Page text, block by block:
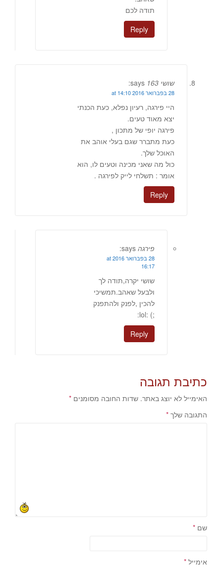
תודה לכם
Reply
שושי 163 says:
28 בפברואר 2016 at 14:10
היי פירגה, רעיון נפלא, כעת הכנתי
יצא מאוד טעים.
פירגה יופי של מתכון ,
כעת מתברר שגם בעלי אוהב את
האוכל שלך.
כול מה שאני מכינה וטעים לו, הוא
אומר : תשלחי לייק לפירגה .
Reply
פירגה says:
28 בפברואר 2016 at
16:17
שושי יקרה,תודה לך
ולבעל שאהב.תמשיכי
להכין ,לפנק ולהתפנק
;) :lol:
Reply
כתיבת תגובה
האימייל לא יוצג באתר. שדות החובה מסומנים *
התגובה שלך *
שם *
אימייל *